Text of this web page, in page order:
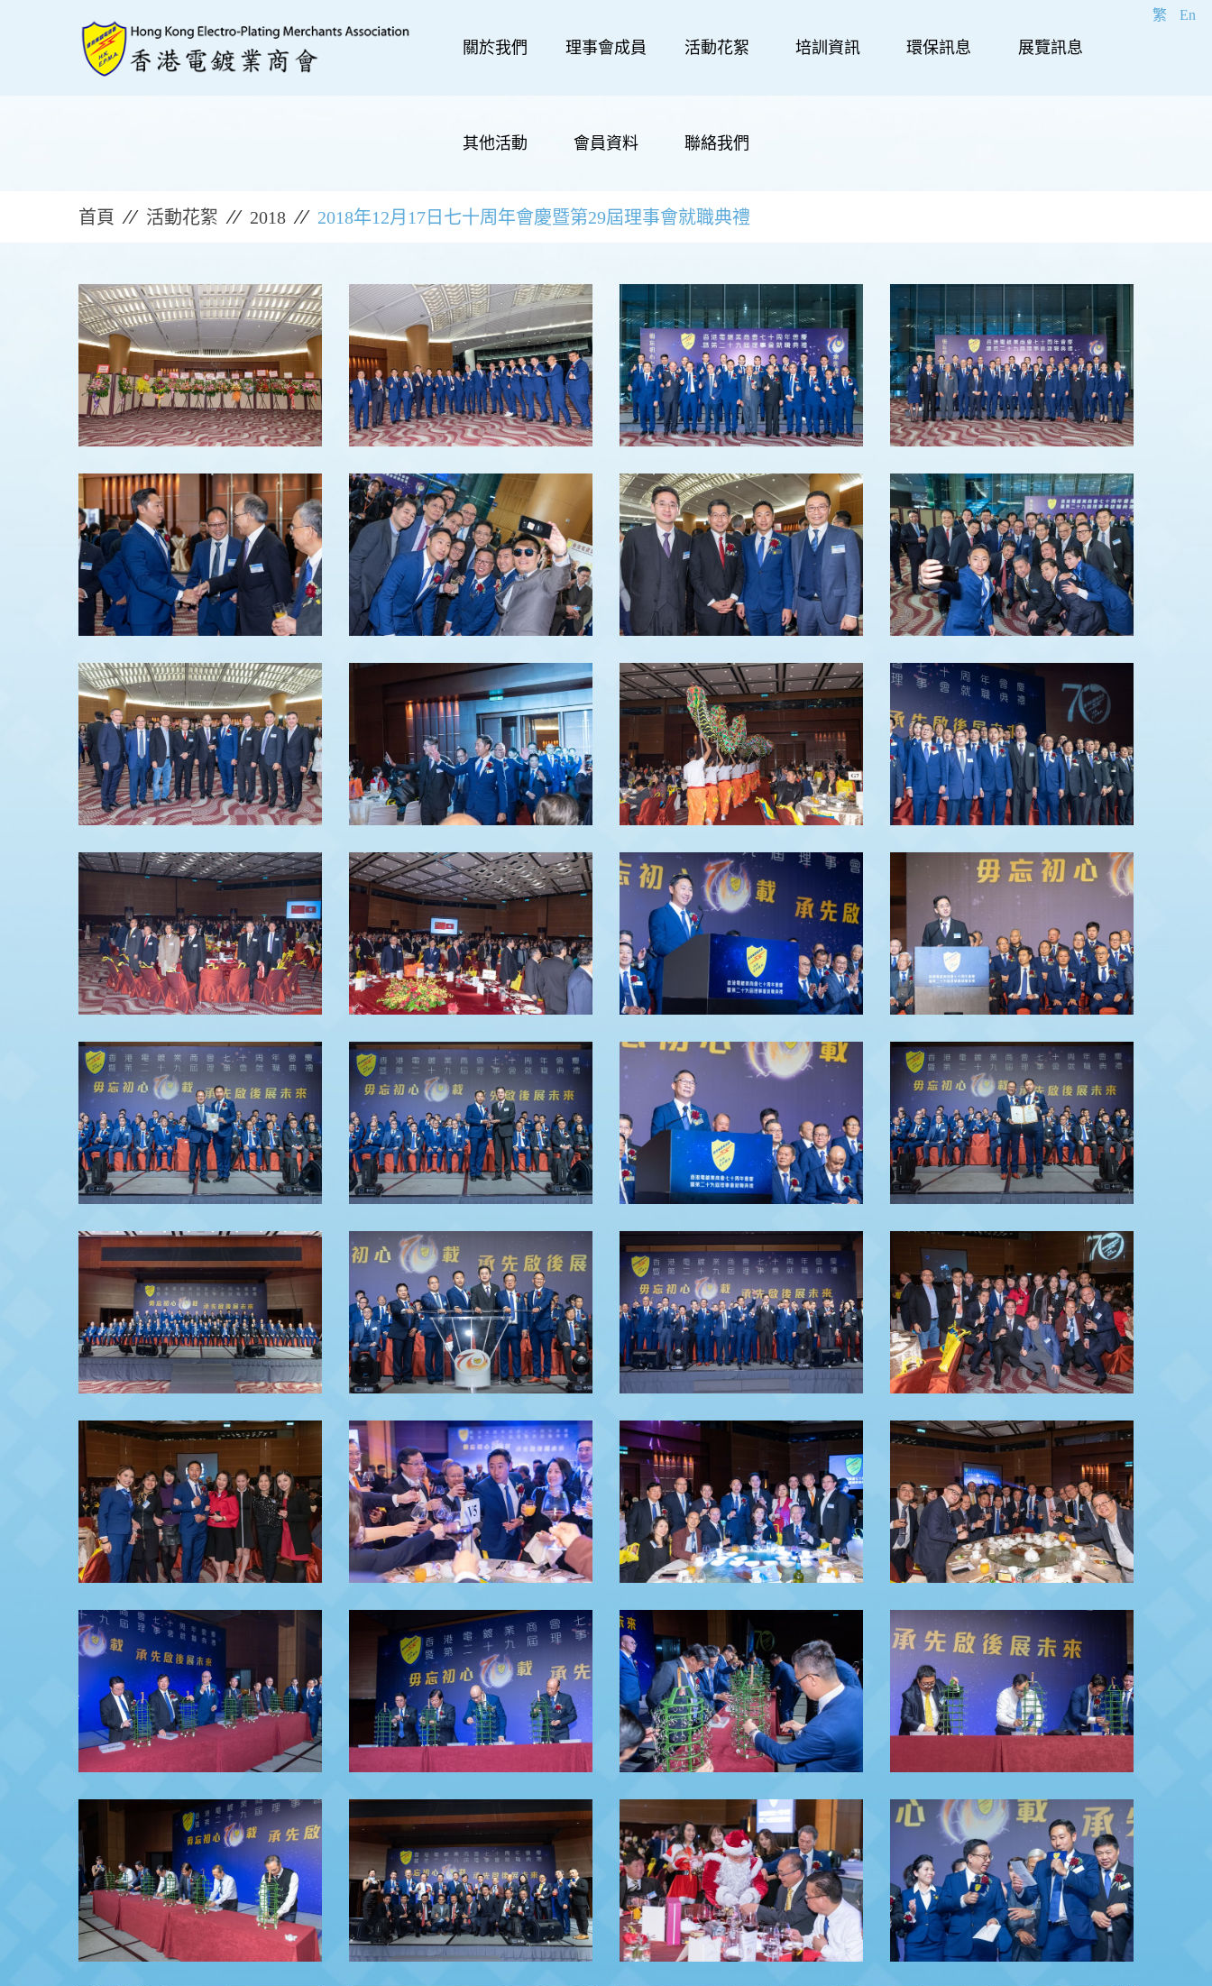
繁 En
關於我們 理事會成員 活動花絮 培訓資訊 環保訊息 展覽訊息
其他活動 會員資料 聯絡我們
首頁 活動花絮 2018 2018年12月17日七十周年會慶暨第29屆理事會就職典禮